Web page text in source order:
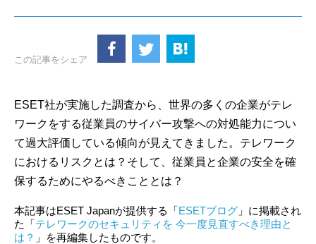
この記事をシェア
ESET社が実施した調査から、世界の多くの企業がテレ
ワークをする従業員のサイバー攻撃への対処能力につい
て過大評価している傾向が見えてきました。テレワーク
におけるリスクとは？そして、従業員と企業の安全を確
保するためにやるべきこととは？
本記事はESET Japanが提供する「ESETブログ 」に掲載され
た「テレワークのセキュリティを 今一度見直すべき理由と
は？ 」を再編集したものです。